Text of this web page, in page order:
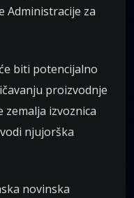
Administracije za
biti potencijalno
proizvodnje
izvoznica
njujorška
novinska